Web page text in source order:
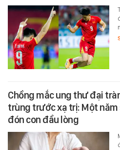
Chồng mắc ung thư đại
trùng trước xạ trị: Một năm
đón con đầu lòng